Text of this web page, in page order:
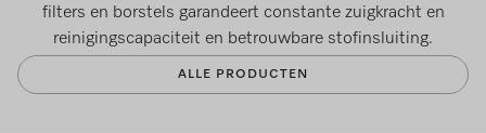
filters en borstels garandeert constante zuigkracht en
reinigingscapaciteit en betrouwbare stofinsluiting.
ALLE PRODUCTEN